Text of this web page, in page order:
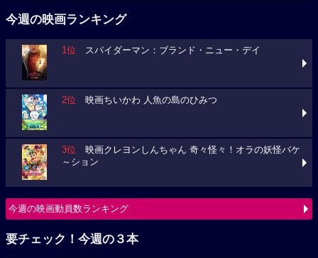
今週の映画ランキング
1位 スパイダーマン：ブランド・ニュー・デイ
2位 映画ちいかわ 人魚の島のひみつ
3位 映画クレヨンしんちゃん 奇々怪々！オラの妖怪バケ
～ション
今週の映画動員数ランキング
要チェック！今週の３本